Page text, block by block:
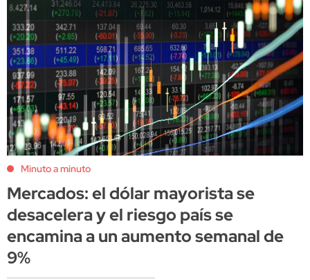
Minuto a minuto
Mercados: el dólar mayorista se
desacelera y el riesgo país se
encamina a un aumento semanal de
9%